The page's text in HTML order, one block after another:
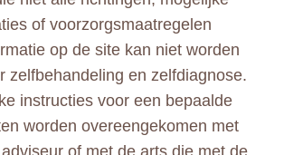
of voorzorgsmaatregelen
op de site kan niet worden
zelfbehandeling en zelfdiagnose.
instructies voor een bepaalde
worden overeengekomen met
of met de arts die met de